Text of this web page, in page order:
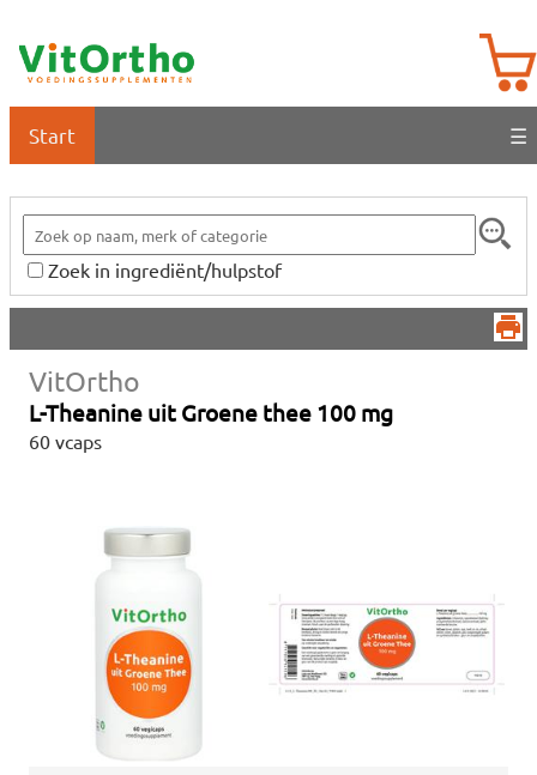
Start ☰
Zoek in ingrediënt/hulpstof
VitOrtho
L-Theanine uit Groene thee 100 mg
60 vcaps